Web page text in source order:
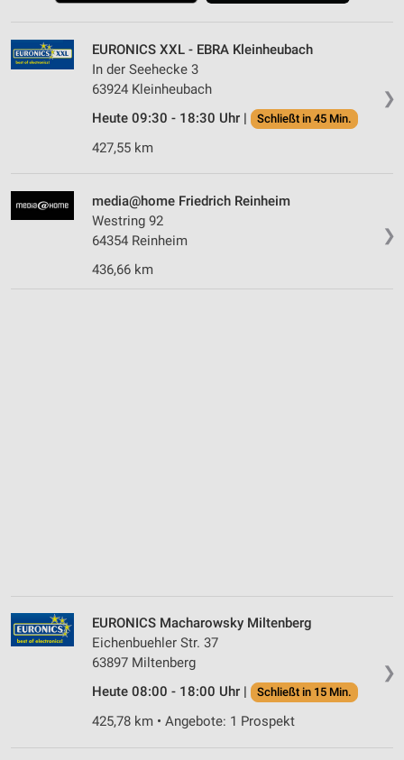
❯
EURONICS XXL - EBRA Kleinheubach
In der Seehecke 3
63924 Kleinheubach
Heute 09:30 - 18:30 Uhr |
Schließt in 45 Min.
427,55 km
❯
media@home Friedrich Reinheim
Westring 92
64354 Reinheim
436,66 km
❯
EURONICS Macharowsky Miltenberg
Eichenbuehler Str. 37
63897 Miltenberg
Heute 08:00 - 18:00 Uhr |
Schließt in 15 Min.
425,78 km • Angebote: 1 Prospekt